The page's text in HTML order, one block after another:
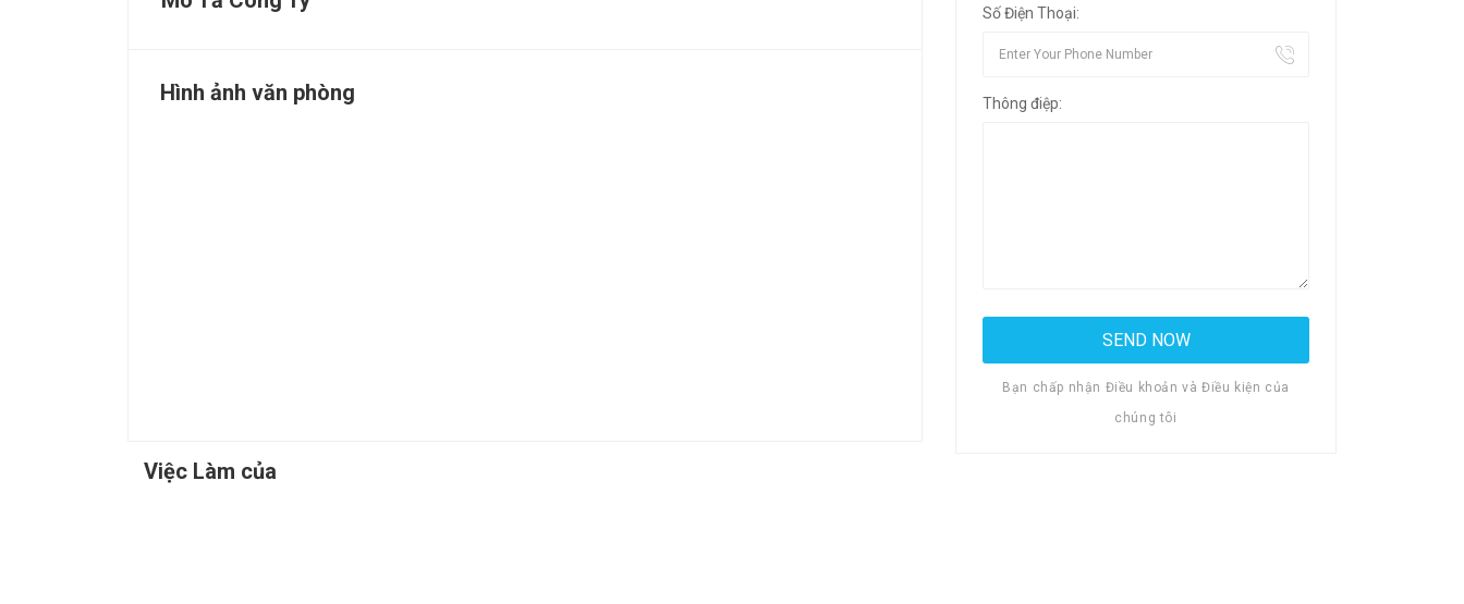
Hình ảnh văn phòng
Việc Làm của
Số Điện Thoại:
Thông điệp:
Bạn chấp nhận Điều khoản và Điều kiện của
chúng tôi